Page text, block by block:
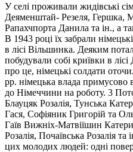
У селі проживали жидівські
Деяменштай- Резеля, Гершка,
Рапахчпорта Данила та ін., а
В 1943 році їх забрали
в лісі Bільшинка. Деяким
побудували собі криївки в
про це, німецькі солдати
pр. німецька влада примусово
до Німеччини на роботу. 3
Блауцяк Pозалія, Тунська
Гася, Софіяник Григорій та
Гаїв Вижніх-Матвіїшин
Розалія, Почаївська Розалія
цих молодих людей: одні